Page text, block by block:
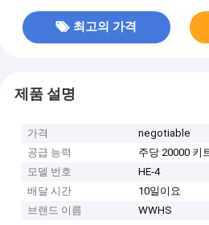
최고의 가격
제품 설명
가격
negotiable
공급 능력
주당 20000 키
모델 번호
HE-4
배달 시간
10일이요
브랜드 이름
WWHS